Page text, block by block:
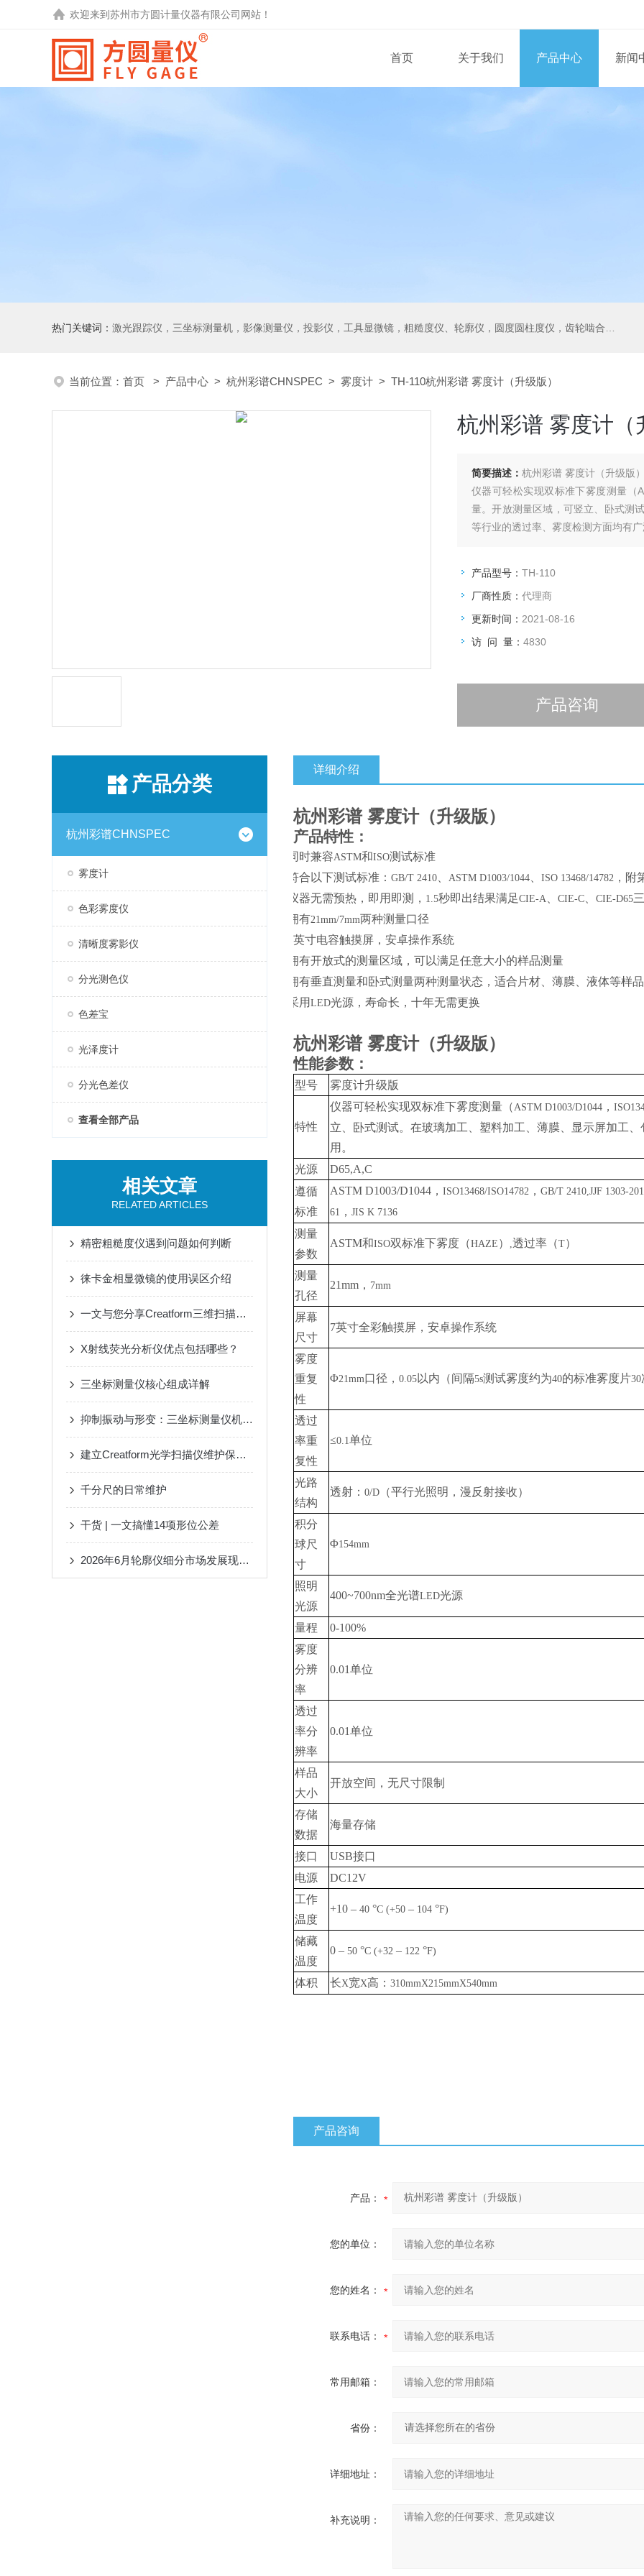
欢迎来到 苏州市方圆计量仪器有限公司 网站！
首页 关于我们 产品中心 新闻
热门关键词： 激光跟踪仪，三坐标测量机，影像测量仪，投影仪，工具显微镜，粗糙度仪、轮廓仪，圆度圆柱度仪，齿轮啮合仪，齿轮检测中心，测高仪，测长仪，激光测径仪，气动量仪，通用量具，硬度计，光谱分析仪，万能试验机，金相设备，内窥镜，无损检测，环境试验，表面涂装检测等精密仪器
当前位置： 首页 > 产品中心 > 杭州彩谱CHNSPEC > 雾度计 > TH-110杭州彩谱 雾度计（升级版）
杭州彩谱 雾度计（
简要描述： 杭州彩谱 雾度计（升级版）
仪器可轻松实现双标准下雾度测量（
量。开放测量区域，可竖立、卧式测
等行业的透过率、雾度检测方面均有广
产品型号： TH-110
厂商性质： 代理商
更新时间： 2021-08-16
访 问 量： 4830
产品咨询
产品分类
杭州彩谱CHNSPEC
雾度计
色彩雾度仪
清晰度雾影仪
分光测色仪
色差宝
光泽度计
分光色差仪
查看全部产品
相关文章
RELATED ARTICLES
精密粗糙度仪遇到问题如何判断
徕卡金相显微镜的使用误区介绍
一文与您分享Creatform三维扫描仪的常见问题相应解决方法
X射线荧光分析仪优点包括哪些？
三坐标测量仪核心组成详解
抑制振动与形变：三坐标测量仪机械结构优化的工程原理
建立Creatform光学扫描仪维护保养机制是保障扫描精度的关键
千分尺的日常维护
干货 | 一文搞懂14项形位公差
2026年6月轮廓仪细分市场发展现状、核心技术变革及前景预判
详细介绍
杭州彩谱 雾度计（升级版）
产品特性：
同时兼容ASTM和ISO测试标准
符合以下测试标准：GB/T 2410 ASTM D1003/1044 、ISO 13468/14782 ，附
仪器无需预热，即用即测， 1.5秒即出结果满足CIE-A 、CIE-C 、CIE-D65
拥有21mm/7mm两种测量口径
7英寸电容触摸屏，安卓操作系统
拥有开放式的测量区域，可以满足任意大小的样品测量
拥有垂直测量和卧式测量两种测量状态，适合片材、薄膜、液体等样
采用LED光源，寿命长，十年无需更换
杭州彩谱 雾度计（升级版）
性能参数：
型号 雾度计升级版
特性
仪器可轻松实现双标准下雾度测量（ASTM D1003/D1044 ，
立、卧式测试。在玻璃加工、塑料加工、薄膜、显示屏加工
用。
光源
D65,A,C
遵循
标准
ASTM D1003/D1044 ， ISO13468/ISO14782 ， GB/T 2410,JJF 1303-
61 ， JIS K 7136
测量
参数
ASTM和ISO双标准下雾度（HAZE ） ,透过率（T）
测量
孔径
21mm ， 7mm
屏幕
尺寸
7英寸全彩触摸屏，安卓操作系统
雾度
重复
性
Φ21mm口径， 0.05 以内（间隔5s测试雾度约为40的标准雾度片30
透过
率重
复性
≤0.1单位
光路
结构
透射： 0/D （平行光照明，漫反射接收）
积分
球尺
寸
Φ154mm
照明
光源
400~700nm全光谱LED光源
量程
0-100%
雾度
分辨
率
0.01单位
透过
率分
辨率
0.01单位
样品
大小
开放空间，无尺寸限制
存储
数据
海量存储
接口 USB接口
电源
DC12V
工作
温度
+10 – 40 °C (+50 – 104 °F)
储藏
温度
0 – 50 °C (+32 – 122 °F)
体积 长X宽X高： 310mmX215mmX540mm
产品咨询
产品：
您的单位：
您的姓名：
联系电话：
常用邮箱：
省份：
详细地址：
补充说明：